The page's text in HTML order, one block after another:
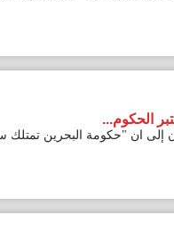
البحرين تمتلك سجلا مليئا